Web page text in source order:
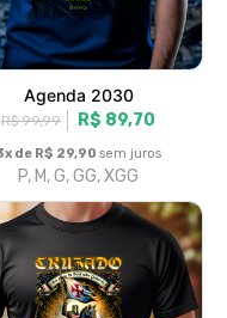
Queremos picanha
R$ 99,99 R$ 89,70
3x de R$ 29,90sem juros